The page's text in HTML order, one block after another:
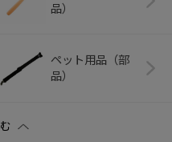
品）
ペット用品（部
品）